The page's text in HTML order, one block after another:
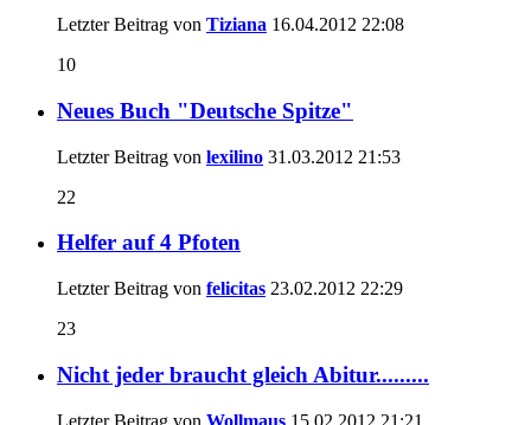
Letzter Beitrag von Tiziana 16.04.2012 22:08
10
Neues Buch "Deutsche Spitze"
Letzter Beitrag von lexilino 31.03.2012 21:53
22
Helfer auf 4 Pfoten
Letzter Beitrag von felicitas 23.02.2012 22:29
23
Nicht jeder braucht gleich Abitur.........
Letzter Beitrag von Wollmaus 15.02.2012 21:21